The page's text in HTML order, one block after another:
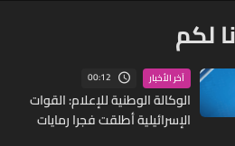
لكم
آخر الأخبار 00:12
الوكالة الوطنية للإعلام: القوات
الإسرائيلية أطلقت فجرا رمايات